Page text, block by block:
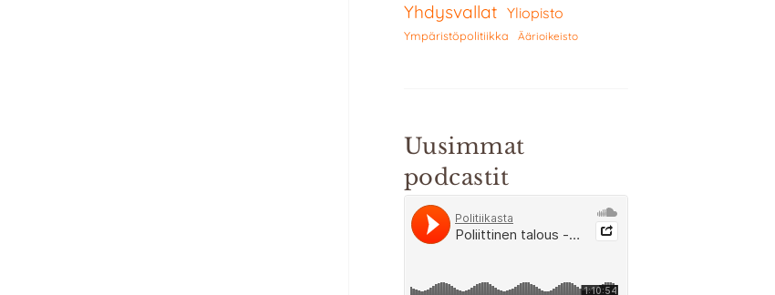
Yhdysvallat Yliopisto
Ympäristöpolitiikka Äärioikeisto
Uusimmat
podcastit